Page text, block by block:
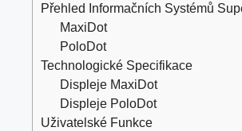
Přehled Informačních Systémů
MaxiDot
PoloDot
Technologické Specifikace
Displeje MaxiDot
Displeje PoloDot
Uživatelské Funkce